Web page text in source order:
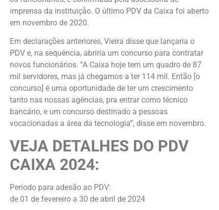
imprensa da instituição. O último PDV da Caixa foi aberto
em novembro de 2020.
Em declarações anteriores, Vieira disse que lançaria o
PDV e, na sequência, abriria um concurso para contratar
novos funcionários. “A Caixa hoje tem um quadro de 87
mil servidores, mas já chegamos a ter 114 mil. Então [o
concurso] é uma oportunidade de ter um crescimento
tanto nas nossas agências, pra entrar como técnico
bancário, e um concurso destinado a pessoas
vocacionadas a área da tecnologia”, disse em novembro.
VEJA DETALHES DO PDV
CAIXA 2024:
Período para adesão ao PDV:
de 01 de fevereiro a 30 de abril de 2024